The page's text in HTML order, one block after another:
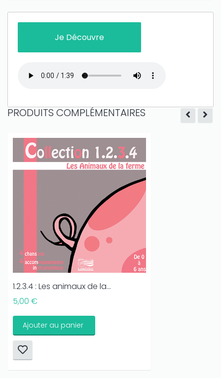
Je Découvre
PRODUITS COMPLÉMENTAIRES
1.2.3.4 : Les animaux de la...
5,00 €
Ajouter au panier